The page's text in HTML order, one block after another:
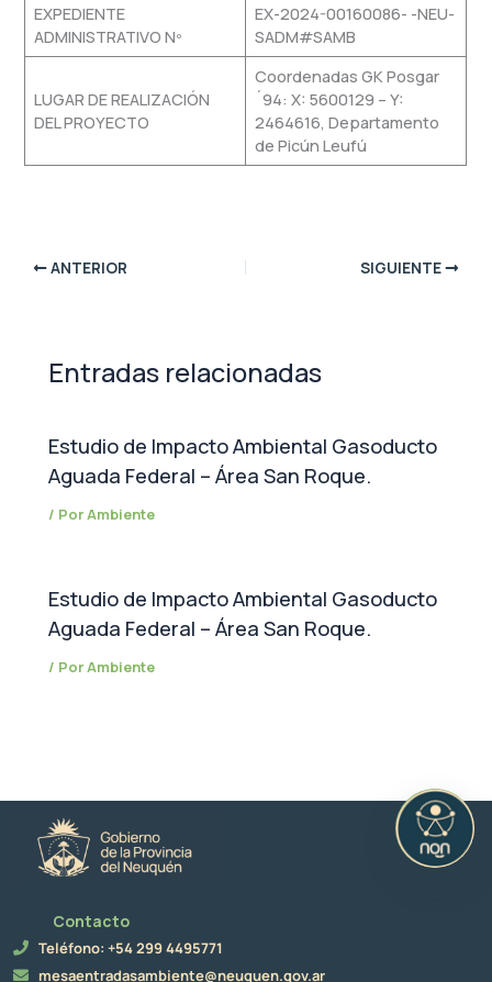
EXPEDIENTE
ADMINISTRATIVO Nº
EX-2024-00160086- -NEU-
SADM#SAMB
LUGAR DE REALIZACIÓN
DEL PROYECTO
Coordenadas GK Posgar
´94: X: 5600129 – Y:
2464616, Departamento
de Picún Leufú
ANTERIOR SIGUIENTE
Entradas relacionadas
Estudio de Impacto Ambiental Gasoducto
Aguada Federal – Área San Roque.
/ PorAmbiente
Estudio de Impacto Ambiental Gasoducto
Aguada Federal – Área San Roque.
/ PorAmbiente
Contacto
Teléfono: +54 299 4495771
mesaentradasambiente@neuquen.gov.ar